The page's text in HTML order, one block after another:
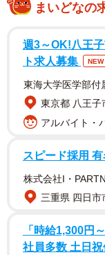
まいどなの
週3～OK!八王
ト求人募集
NEW
東海大学医学部付
東京都 八王子
アルバイト・
スピード採用
株式会社I・
三重県 四日市
「時給1,300円
社員多数 土日